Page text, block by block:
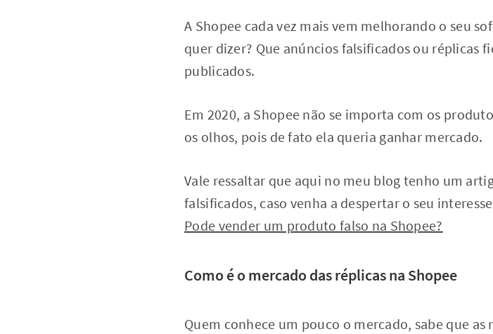
A Shopee cada vez mais vem melhorando o seu
quer dizer? Que anúncios falsificados ou réplicas
publicados.
Em 2020, a Shopee não se importa com os
os olhos, pois de fato ela queria ganhar mercado.
Vale ressaltar que aqui no meu blog tenho um
falsificados, caso venha a despertar o seu
Pode vender um produto falso na Shopee?
Como é o mercado das réplicas na Shopee
Quem conhece um pouco o mercado, sabe que